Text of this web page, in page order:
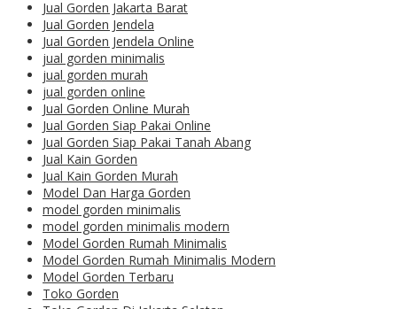
Jual Gorden Jakarta Barat
Jual Gorden Jendela
Jual Gorden Jendela Online
jual gorden minimalis
jual gorden murah
jual gorden online
Jual Gorden Online Murah
Jual Gorden Siap Pakai Online
Jual Gorden Siap Pakai Tanah Abang
Jual Kain Gorden
Jual Kain Gorden Murah
Model Dan Harga Gorden
model gorden minimalis
model gorden minimalis modern
Model Gorden Rumah Minimalis
Model Gorden Rumah Minimalis Modern
Model Gorden Terbaru
Toko Gorden